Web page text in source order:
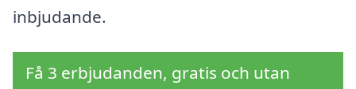
inbjudande.
Få 3 erbjudanden, gratis och utan